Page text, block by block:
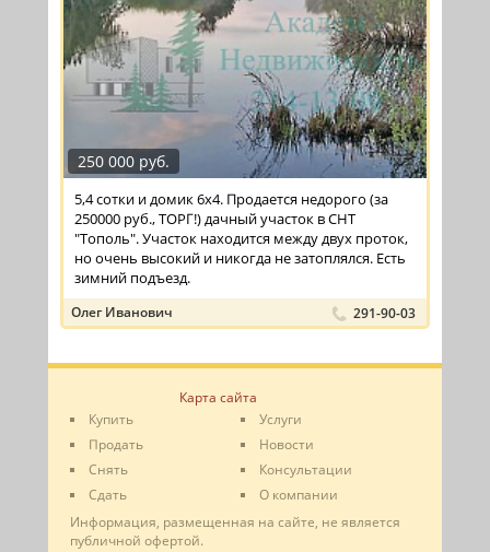
250 000 руб.
5,4 сотки и домик 6х4. Продается недорого (за
250000 руб., ТОРГ!) дачный участок в СНТ
"Тополь". Участок находится между двух проток,
но очень высокий и никогда не затоплялся. Есть
зимний подъезд.
Олег Иванович 291-90-03
Карта сайта
Купить
Продать
Снять
Сдать
Услуги
Новости
Консультации
О компании
Информация, размещенная на сайте, не является
публичной офертой.